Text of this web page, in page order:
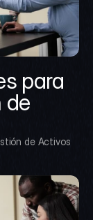
para
de
de Activos